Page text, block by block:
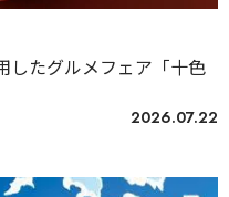
したグルメフェア「十色
2026.07.22